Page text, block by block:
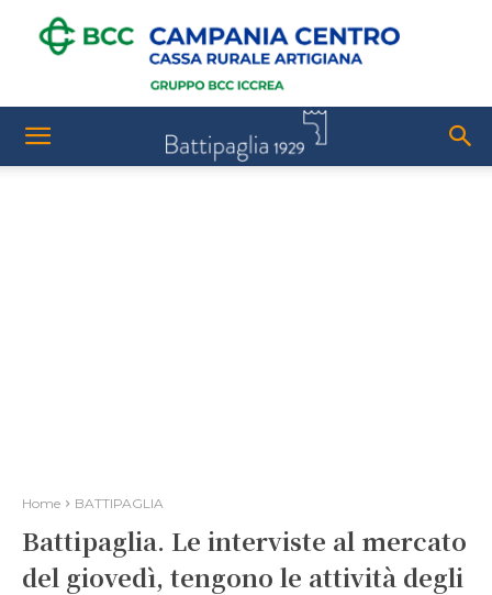
Home BATTIPAGLIA
Battipaglia. Le interviste al mercato
del giovedì, tengono le attività degli